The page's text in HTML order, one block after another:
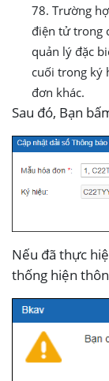
78. Trường
điện tử trong
quản lý đặc
cuối trong ký
đơn khác.
Sau đó, Bạn
Nếu đã thực
thống hiện